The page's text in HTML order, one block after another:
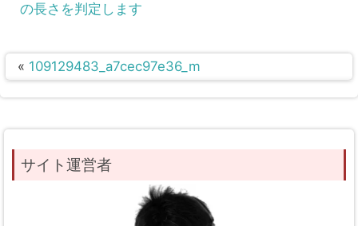
の長さを判定します
« 109129483_a7cec97e36_m
サイト運営者